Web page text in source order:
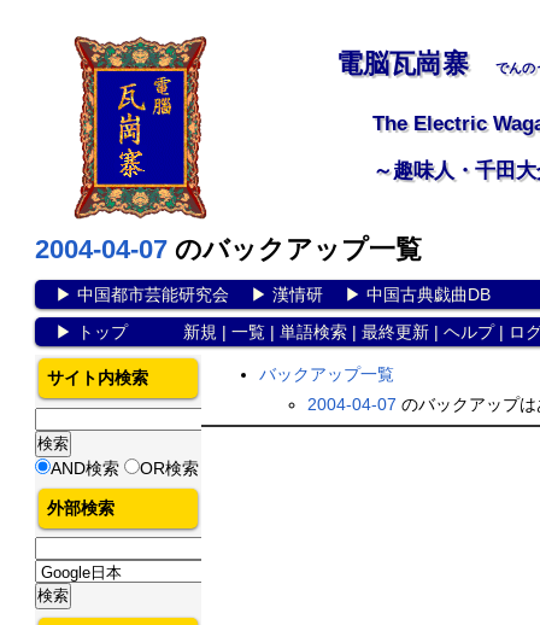
電脳瓦崗寨 でんの
The Electric
～趣味人・千田
2004-04-07 のバックアップ一覧
▶ 中国都市芸能研究会▶ 漢情研▶ 中国古典戯曲DB
▶
トップ 新規 | 一覧| 単語検索| 最終更新| ヘルプ| ロ
バックアップ一覧
2004-04-07 のバックアップ
サイト内検索
AND検索 OR検索
外部検索